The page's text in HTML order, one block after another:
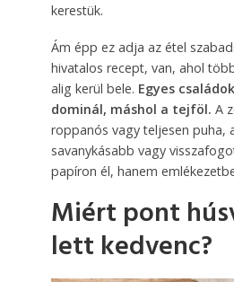
kerestük.
Ám épp ez adja az étel
hivatalos recept, van, ahol
alig kerül bele. Egyes
dominál, máshol a tejföl. A
roppanós vagy teljesen puha,
savanykásabb vagy
papíron él, hanem
Miért pont
lett kedvenc?